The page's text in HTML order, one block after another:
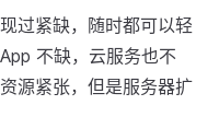
过紧缺，随时都可以轻
不缺，云服务也不
源紧张，但是服务器扩